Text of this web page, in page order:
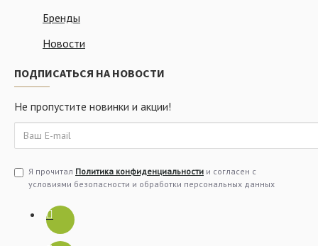
Бренды
Новости
ПОДПИСАТЬСЯ НА НОВОСТИ
Не пропустите новинки и акции!
Я прочитал Политика конфиденциальности и согласен с
условиями безопасности и обработки персональных данных